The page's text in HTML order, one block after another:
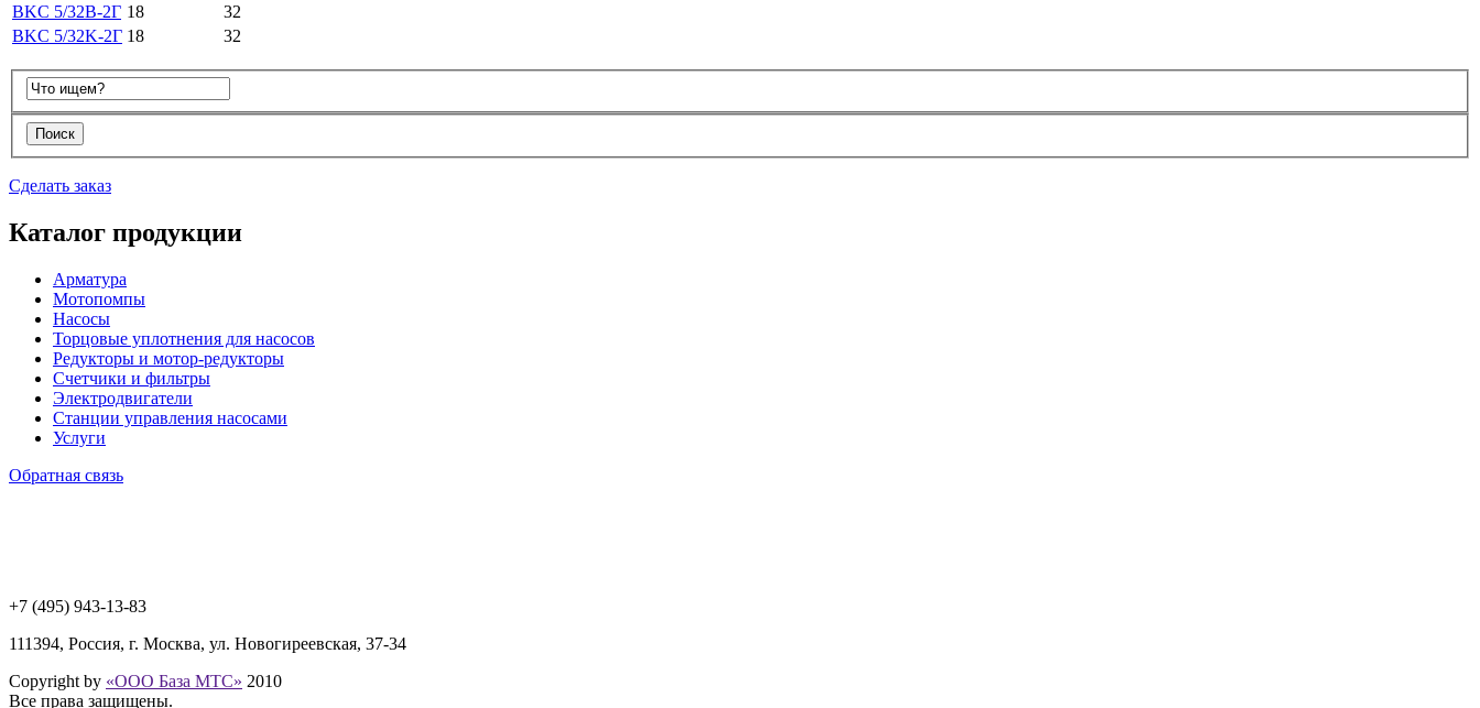
ВKС 5/32B-2Г 18
32
ВKС 5/32K-2Г 18 32
Сделать заказ
Каталог продукции
Арматура
Мотопомпы
Насосы
Торцовые уплотнения для насосов
Редукторы и мотор-редукторы
Счетчики и фильтры
Электродвигатели
Станции управления насосами
Услуги
Обратная связь
+7 (495) 943-13-83
111394, Россия, г. Москва, ул. Новогиреевская, 37-34
Copyright by «ООО База МТС» 2010
Все права защищены.